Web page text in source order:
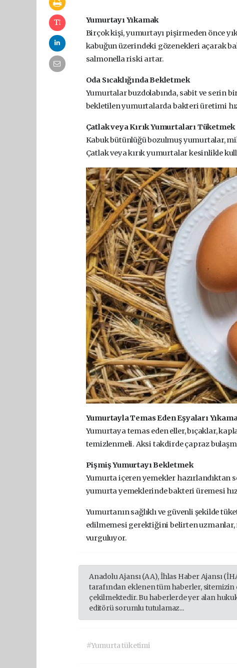
Yumurtayı Yıkamak
Birçok kişi, yumurtayı pişirmeden önce
kabuğun üzerindeki gözenekleri açarak
salmonella riski artar.
Oda Sıcaklığında Bekletmek
Yumurtalar buzdolabında, sabit ve serin
bekletilen yumurtalarda bakteri üretimi
Çatlak veya Kırık Yumurtaları Tüketmek
Kabuk bütünlüğü bozulmuş yumurtalar,
Çatlak veya kırık yumurtalar kesinlikle
Yumurtayla Temas Eden Eşyaları
Yumurtaya temas eden eller, bıçaklar,
temizlenmeli. Aksi takdirde çapraz
Pişmiş Yumurtayı Bekletmek
Yumurta içeren yemekler hazırlandıktan
yumurta yemeklerinde bakteri üremesi
Yumurtanın sağlıklı ve güvenli şekilde
edilmemesi gerektiğini belirten
vurguluyor.
Anadolu Ajansı (AA), İhlas Haber Ajansı
tarafından eklenen tüm haberler,
çekilmektedir. Bu haberlerde yer alan
editörü sorumlu tutulamaz...
#Yumurta tüketimi